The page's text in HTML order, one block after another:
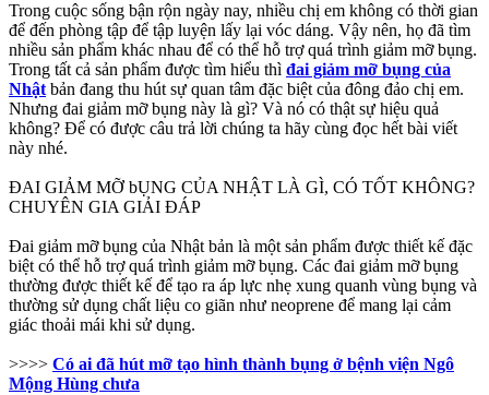
Trong cuộc sống bận rộn ngày nay, nhiều chị em không có thời gian
để đến phòng tập để tập luyện lấy lại vóc dáng. Vậy nên, họ đã tìm
nhiều sản phẩm khác nhau để có thể hỗ trợ quá trình giảm mỡ bụng.
Trong tất cả sản phẩm được tìm hiểu thì đai giảm mỡ bụng của
Nhật bản đang thu hút sự quan tâm đặc biệt của đông đảo chị em.
Nhưng đai giảm mỡ bụng này là gì? Và nó có thật sự hiệu quả
không? Để có được câu trả lời chúng ta hãy cùng đọc hết bài viết
này nhé.
ĐAI GIẢM MỠ bỤNG CỦA NHẬT LÀ GÌ, CÓ TỐT KHÔNG?
CHUYÊN GIA GIẢI ĐÁP
Đai giảm mỡ bụng của Nhật bản là một sản phẩm được thiết kế đặc
biệt có thể hỗ trợ quá trình giảm mỡ bụng. Các đai giảm mỡ bụng
thường được thiết kế để tạo ra áp lực nhẹ xung quanh vùng bụng và
thường sử dụng chất liệu co giãn như neoprene để mang lại cảm
giác thoải mái khi sử dụng.
>>>> Có ai đã hút mỡ tạo hình thành bụng ở bệnh viện Ngô
Mộng Hùng chưa